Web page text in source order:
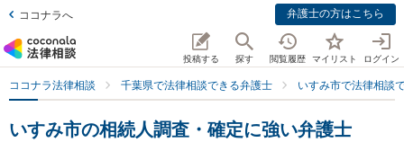
ココナラへ 弁護士の方はこちら
投稿する 探す 閲覧履歴 マイリスト ログイン
ココナラ法律相談 千葉県で法律相談できる弁護士 いすみ市で法律相談
いすみ市の相続人調査・確定に強い弁護士